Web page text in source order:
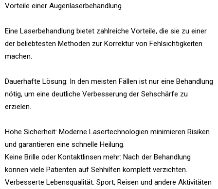
Vorteile einer Augenlaserbehandlung
Eine Laserbehandlung bietet zahlreiche Vorteile, die sie zu einer
der beliebtesten Methoden zur Korrektur von Fehlsichtigkeiten
machen:
Dauerhafte Lösung: In den meisten Fällen ist nur eine Behandlung
nötig, um eine deutliche Verbesserung der Sehschärfe zu
erzielen.
Hohe Sicherheit: Moderne Lasertechnologien minimieren Risiken
und garantieren eine schnelle Heilung.
Keine Brille oder Kontaktlinsen mehr: Nach der Behandlung
können viele Patienten auf Sehhilfen komplett verzichten.
Verbesserte Lebensqualität: Sport, Reisen und andere Aktivitäten